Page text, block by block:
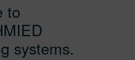
to
systems.